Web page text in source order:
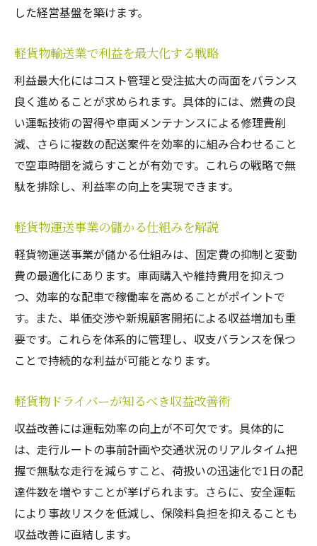
軽貨物ドライバーの業務効率向上ポイント
軽貨物運送業で安定収入を得るための工夫
軽貨物で安定収入を実現する秘訣とは
軽貨物運送業の収益変動要因を徹底解説
軽貨物ドライバーのリスク回避と安定戦略
軽貨物運送でリピーターを増やす顧客対応
能性
軽貨物運送業で長く稼ぐためのポイント
軽貨物の許可や開業時に注意すべきポイント
軽貨物運送許可取得の手順と重要ポイント
軽貨物運送業の開業に必要な法的手続き
軽貨物事業開業時に陥りやすい失敗例
軽貨物で個人事業主を始める際の注意点
軽貨物運送業許可の最新動向と対策
経費管理と利益最大化の軽貨物活用術
軽貨物を活かしたコスト管理の基本とは
軽貨物運送業の経費節減と利益増加のコツ
軽貨物ドライバーが実践する経費管理術
軽貨物輸送で利益最大化につなげる方法
した経営基盤を築けます。
軽貨物輸送業で利益を最大化する戦略
利益最大化にはコスト管理と受注拡大の両面をバランス
良く進めることが求められます。具体的には、燃費の良
い運転技術の習得や車両メンテナンスによる修理費削
減、さらに複数の配送案件を効率的に組み合わせること
で空車時間を減らすことが有効です。これらの戦略で無
駄を排除し、利益率の向上を実現できます。
軽貨物運送事業の儲かる仕組みを解説
軽貨物運送事業が儲かる仕組みは、固定費の抑制と変動
費の最適化にあります。車両購入や維持費用を抑えつ
つ、効率的な配車で稼働率を高めることがポイントで
す。また、単価交渉や新規顧客開拓による収益増加も重
要です。これらを体系的に管理し、収支バランスを保つ
ことで持続的な利益が可能となります。
軽貨物ドライバーが知るべき収益改善術
収益改善には運転効率の向上が不可欠です。具体的に
は、走行ルートの事前計画や交通状況のリアルタイム把
握で無駄な走行を減らすこと、荷扱いの迅速化で1日の配
達件数を増やすことが挙げられます。さらに、安全運転
により事故リスクを低減し、保険料負担を抑えることも
収益改善に直結します。